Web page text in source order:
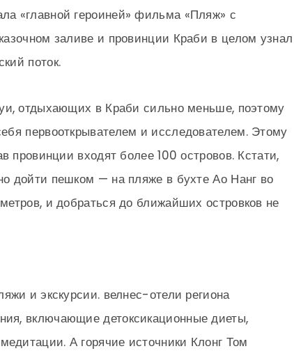
«главной героиней» фильма «Пляж» с
заливе и провинции Краби в целом узнал
поток.
отдыхающих в Краби сильно меньше, поэтому
первооткрывателем и исследователем. Этому
провинции входят более 100 островов. Кстати,
дойти пешком — на пляже в бухте Ао Нанг во
и добраться до ближайших островков не
и экскурсии. велнес-отели региона
включающие детоксикационные диеты,
А горячие источники Клонг Том